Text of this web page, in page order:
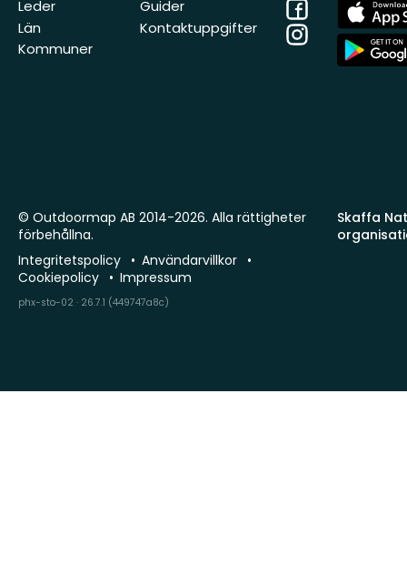
Leder
Län
Kommuner
Guider
Kontaktuppgifter
Facebook
Instagram
App
Store
App
Store
Skaffa
© Outdoormap AB 2014-2026. Alla rättigheter
förbehållna.
Integritetspolicy
Användarvillkor
Cookiepolicy
Impressum
phx-sto-02 · 26.7.1 (449747a8c)